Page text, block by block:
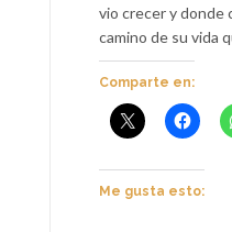
vio crecer y donde
camino de su vida
Comparte en:
Me gusta esto: